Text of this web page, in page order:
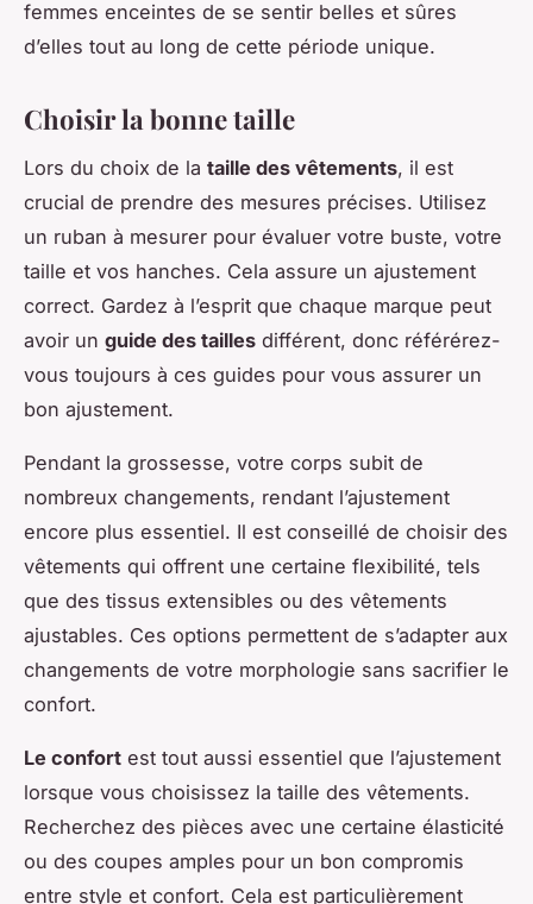
femmes enceintes de se sentir belles et sûres
d’elles tout au long de cette période unique.
Choisir la bonne taille
Lors du choix de la taille des vêtements, il est
crucial de prendre des mesures précises. Utilisez
un ruban à mesurer pour évaluer votre buste, votre
taille et vos hanches. Cela assure un ajustement
correct. Gardez à l’esprit que chaque marque peut
avoir un guide des tailles différent, donc référérez-
vous toujours à ces guides pour vous assurer un
bon ajustement.
Pendant la grossesse, votre corps subit de
nombreux changements, rendant l’ajustement
encore plus essentiel. Il est conseillé de choisir des
vêtements qui offrent une certaine flexibilité, tels
que des tissus extensibles ou des vêtements
ajustables. Ces options permettent de s’adapter aux
changements de votre morphologie sans sacrifier le
confort.
Le confort est tout aussi essentiel que l’ajustement
lorsque vous choisissez la taille des vêtements.
Recherchez des pièces avec une certaine élasticité
ou des coupes amples pour un bon compromis
entre style et confort. Cela est particulièrement